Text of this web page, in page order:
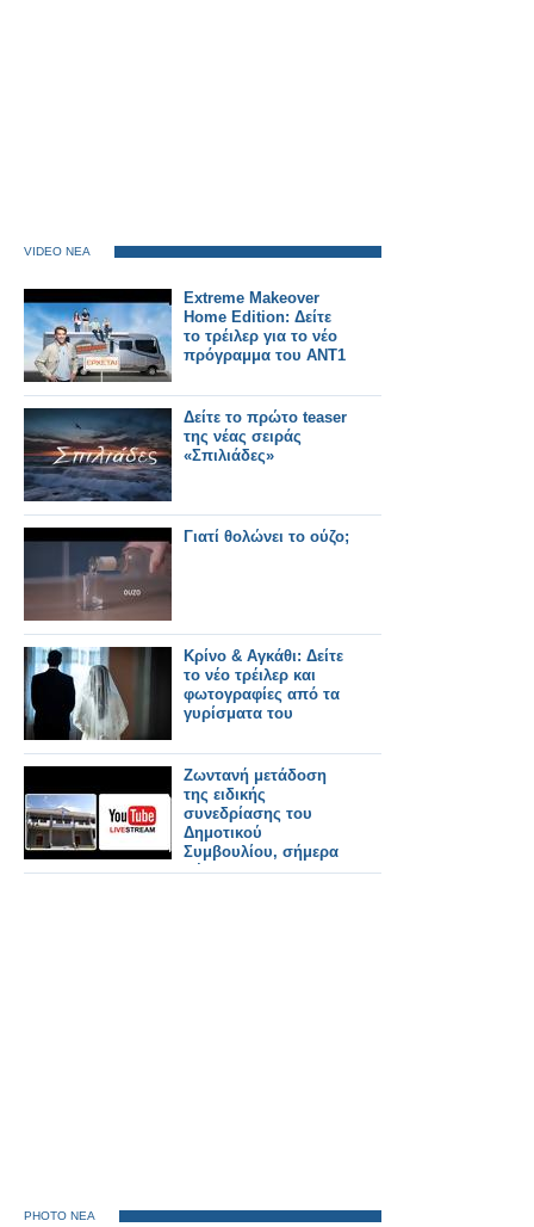
VIDEO ΝΕΑ
Extreme Makeover
Home Edition: Δείτε
το τρέιλερ για το νέο
πρόγραμμα του ΑΝΤ1
Δείτε το πρώτο teaser
της νέας σειράς
«Σπιλιάδες»
Γιατί θολώνει το ούζο;
Κρίνο & Αγκάθι: Δείτε
το νέο τρέιλερ και
φωτογραφίες από τα
γυρίσματα του
Ζωντανή μετάδοση
της ειδικής
συνεδρίασης του
Δημοτικού
Συμβουλίου, σήμερα
Πέμπτη στις 06:00
PHOTO ΝΕΑ